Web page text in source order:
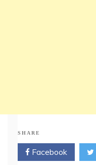
SHARE
Facebook